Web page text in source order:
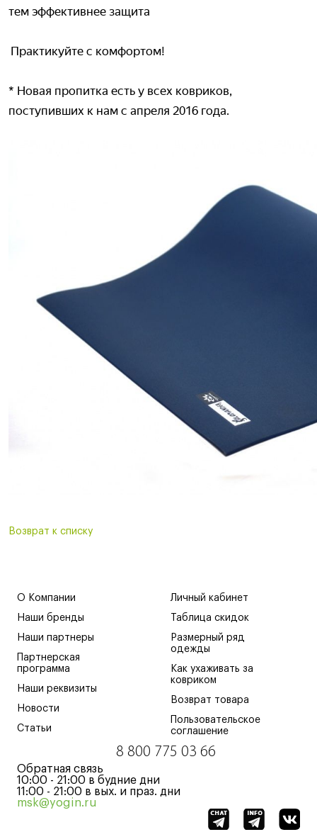
тем эффективнее защита
Практикуйте с комфортом!
* Новая пропитка есть у всех ковриков,
поступивших к нам с апреля 2016 года.
Возврат к списку
О Компании
Наши бренды
Наши партнеры
Партнерская
программа
Наши реквизиты
Новости
Статьи
Личный кабинет
Таблица скидок
Размерный ряд
одежды
Как ухаживать за
ковриком
Возврат товара
Пользовательское
соглашение
8 800 775 03 66
Обратная связь
10:00 - 21:00 в будние дни
11:00 - 21:00 в вых. и праз. дни
msk@yogin.ru